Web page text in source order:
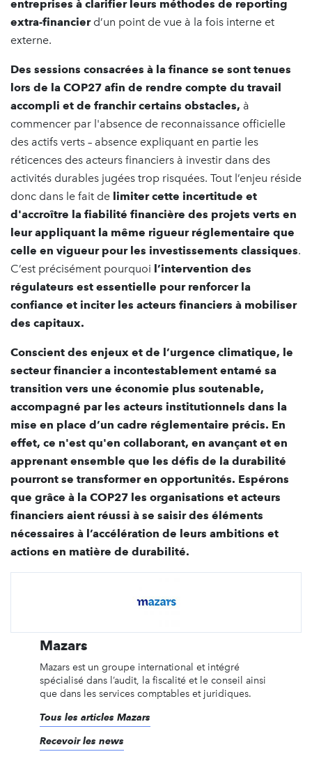
entreprises à clarifier leurs méthodes de reporting
extra-financierd’un point de vue à la fois interne et
externe.
Des sessions consacrées à la finance se sont tenues
lors de la COP27 afin de rendre compte du travail
accompli et de franchir certains obstacles, à
commencer par l'absence de reconnaissance officielle
des actifs verts – absence expliquant en partie les
réticences des acteurs financiers à investir dans des
activités durables jugées trop risquées. Tout l’enjeu réside
donc dans le fait de limiter cette incertitude et
d'accroître la fiabilité financière des projets verts en
leur appliquant la même rigueur réglementaire que
celle en vigueur pour les investissements classiques.
C’est précisément pourquoi l’intervention des
régulateurs est essentielle pour renforcer la
confiance et inciter les acteurs financiers à mobiliser
des capitaux.
Conscient des enjeux et de l’urgence climatique, le
secteur financier a incontestablement entamé sa
transition vers une économie plus soutenable,
accompagné par les acteurs institutionnels dans la
mise en place d’un cadre réglementaire précis. En
effet, ce n'est qu'en collaborant, en avançant et en
apprenant ensemble que les défis de la durabilité
pourront se transformer en opportunités. Espérons
que grâce à la COP27 les organisations et acteurs
financiers aient réussi à se saisir des éléments
nécessaires à l’accélération de leurs ambitions et
actions en matière de durabilité.
Mazars
Mazars est un groupe international et intégré
spécialisé dans l’audit, la fiscalité et le conseil ainsi
que dans les services comptables et juridiques.
Tous les articles Mazars
Recevoir les news